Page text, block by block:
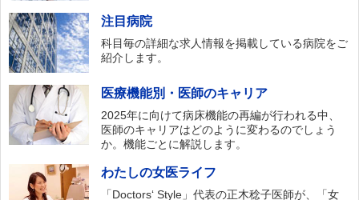
注目病院
科目毎の詳細な求人情報を掲載している病院をご
紹介します。
医療機能別・医師のキャリア
2025年に向けて病床機能の再編が行われる中、
医師のキャリアはどのように変わるのでしょう
か。機能ごとに解説します。
わたしの女医ライフ
「Doctors‘ Style」代表の正木稔子医師が、「女